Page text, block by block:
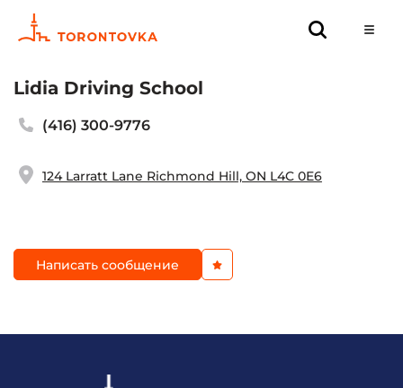
Lidia Driving School
(416) 300-9776
124 Larratt Lane Richmond Hill, ON L4C 0E6
Написать сообщение